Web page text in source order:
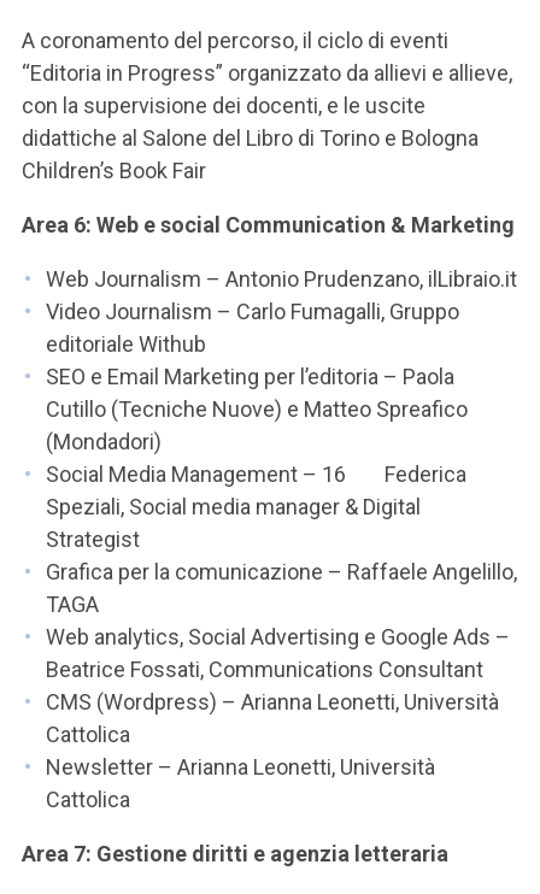
A coronamento del percorso, il ciclo di eventi
“Editoria in Progress” organizzato da allievi e allieve,
con la supervisione dei docenti, e le uscite
didattiche al Salone del Libro di Torino e Bologna
Children’s Book Fair
Area 6: Web e social Communication & Marketing
Web Journalism – Antonio Prudenzano, ilLibraio.it
Video Journalism – Carlo Fumagalli, Gruppo
editoriale Withub
SEO e Email Marketing per l’editoria – Paola
Cutillo (Tecniche Nuove) e Matteo Spreafico
(Mondadori)
Social Media Management – 16 Federica
Speziali, Social media manager & Digital
Strategist
Grafica per la comunicazione – Raffaele Angelillo,
TAGA
Web analytics, Social Advertising e Google Ads –
Beatrice Fossati, Communications Consultant
CMS (Wordpress) – Arianna Leonetti, Università
Cattolica
Newsletter – Arianna Leonetti, Università
Cattolica
Area 7: Gestione diritti e agenzia letteraria